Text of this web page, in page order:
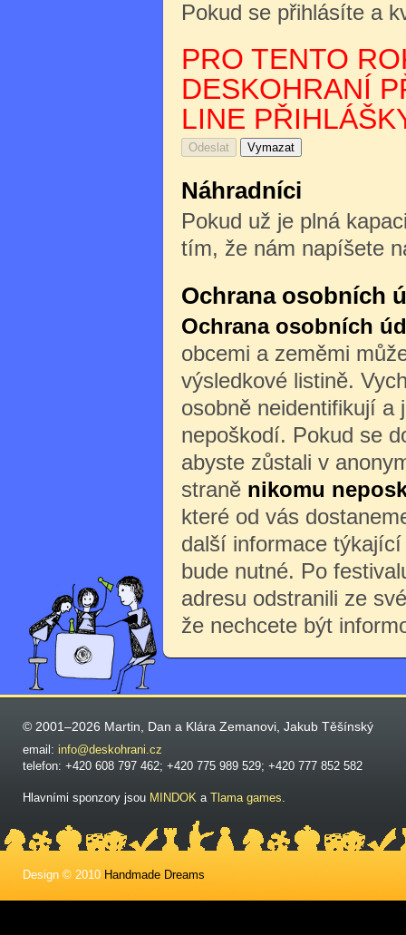
Pokud se přihlásíte a
PRO TENTO
DESKOHRANÍ
LINE
Náhradníci
Pokud už je plná
tím, že nám napíšete
Ochrana osobních
Ochrana osobních
obcemi a zeměmi
výsledkové listině.
osobně neidentifikují a
nepoškodí. Pokud se
abyste zůstali v
straně nikomu
které od vás
další informace
bude nutné. Po
adresu odstranili ze
že nechcete být
© 2001–2026 Martin, Dan a Klára Zemanovi, Jakub Těšínský
email: info@deskohrani.cz
telefon: +420 608 797 462; +420 775 989 529; +420 777 852 582
Hlavními sponzory jsou MINDOK a Tlama games.
Design © 2010 Handmade Dreams